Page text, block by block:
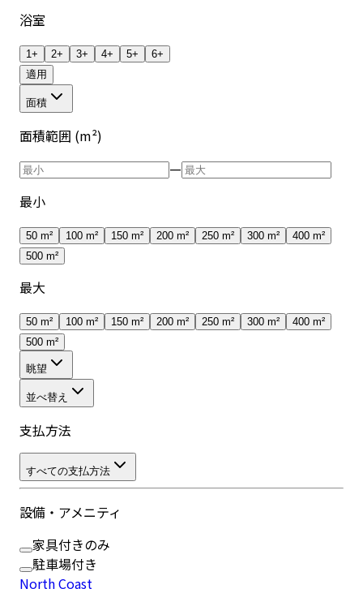
浴室
1+ 2+ 3+ 4+ 5+
6+
適用
面積
面積範囲 (m²)
—
最小
50 m² 100 m² 150 m² 200 m² 250 m² 300 m²
400 m²
500 m²
最大
50 m² 100 m² 150 m² 200 m² 250 m² 300 m²
400 m²
500 m²
眺望
並べ替え
支払方法
すべての支払方法
設備・アメニティ
家具付きのみ
駐車場付き
North Coast